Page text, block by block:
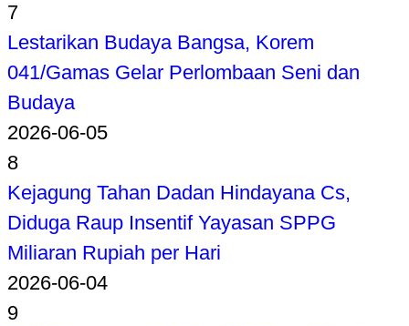
7
Lestarikan Budaya Bangsa, Korem
041/Gamas Gelar Perlombaan Seni dan
Budaya
2026-06-05
8
Kejagung Tahan Dadan Hindayana Cs,
Diduga Raup Insentif Yayasan SPPG
Miliaran Rupiah per Hari
2026-06-04
9